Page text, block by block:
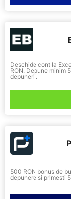
Deschide cont la
RON. Depune minim
depunerii.
500 RON bonus de
depunere si primesti